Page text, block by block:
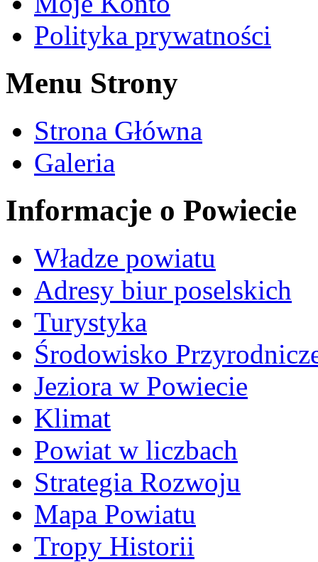
Polityka prywatności
Menu Strony
Strona Główna
Galeria
Informacje o Powiecie
Władze powiatu
Adresy biur poselskich
Turystyka
Środowisko
Jeziora w Powiecie
Klimat
Powiat w liczbach
Strategia Rozwoju
Mapa Powiatu
Tropy Historii